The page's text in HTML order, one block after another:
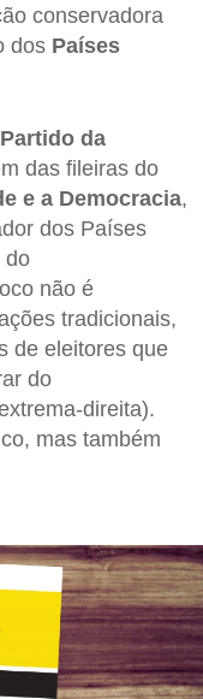
conservadora
dos Países
Partido da
das fileiras do
e a Democracia,
dos Países
do
não é
tradicionais,
de eleitores que
do
direita).
mas também